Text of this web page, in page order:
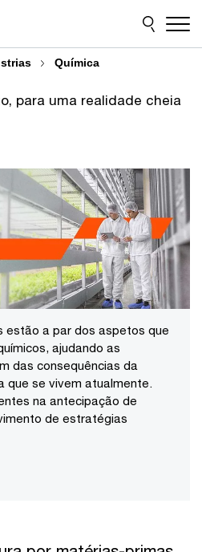
Química
para uma realidade cheia
estão a par dos aspetos que
ajudando as
das consequências da
que se vivem atualmente.
na antecipação de
de estratégias